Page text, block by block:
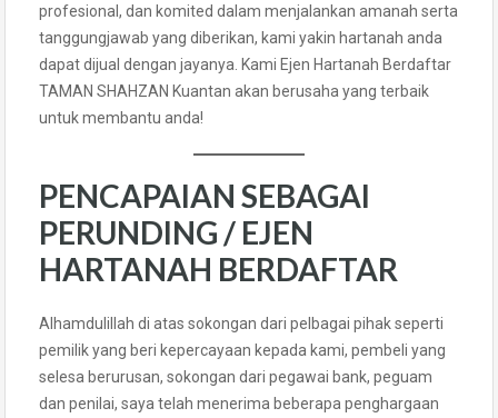
profesional, dan komited dalam menjalankan amanah serta
tanggungjawab yang diberikan, kami yakin hartanah anda
dapat dijual dengan jayanya. Kami Ejen Hartanah Berdaftar
TAMAN SHAHZAN Kuantan akan berusaha yang terbaik
untuk membantu anda!
PENCAPAIAN SEBAGAI
PERUNDING / EJEN
HARTANAH BERDAFTAR
Alhamdulillah di atas sokongan dari pelbagai pihak seperti
pemilik yang beri kepercayaan kepada kami, pembeli yang
selesa berurusan, sokongan dari pegawai bank, peguam
dan penilai, saya telah menerima beberapa penghargaan